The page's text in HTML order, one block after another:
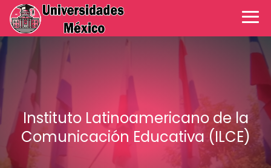
Instituto Latinoamericano de la
Comunicación Educativa (ILCE)